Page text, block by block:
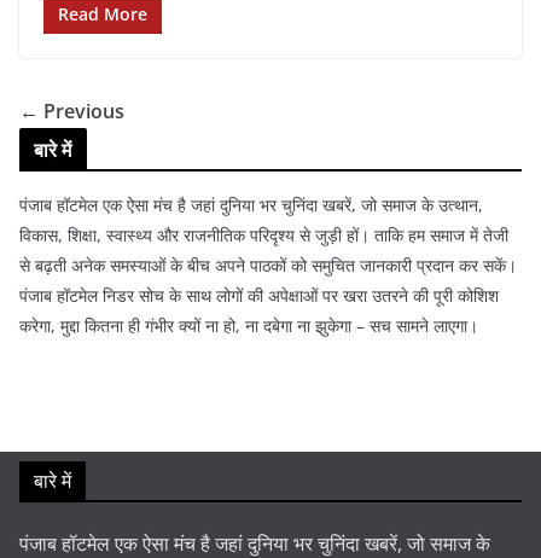
Read More
← Previous
बारे में
पंजाब हॉटमेल एक ऐसा मंच है जहां दुनिया भर चुनिंदा खबरें, जो समाज के उत्थान,
विकास, शिक्षा, स्वास्थ्य और राजनीतिक परिदृश्य से जुड़ी हों। ताकि हम समाज में तेजी
से बढ़ती अनेक समस्याओं के बीच अपने पाठकों को समुचित जानकारी प्रदान कर सकें।
पंजाब हॉटमेल निडर सोच के साथ लोगों की अपेक्षाओं पर खरा उतरने की पूरी कोशिश
करेगा, मुद्दा कितना ही गंभीर क्यों ना हो, ना दबेगा ना झुकेगा – सच सामने लाएगा।
बारे में
पंजाब हॉटमेल एक ऐसा मंच है जहां दुनिया भर चुनिंदा खबरें, जो समाज के